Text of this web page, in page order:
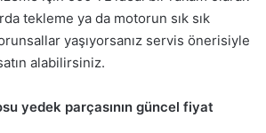
tekleme ya da motorun sık sık
yaşıyorsanız servis önerisiyle
alabilirsiniz.
yedek parçasının güncel fiyat